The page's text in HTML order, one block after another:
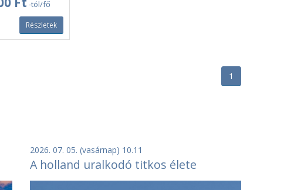
-tól/fő
Részletek
1
2026. 07. 05. (vasárnap) 10.11
A holland uralkodó titkos élete